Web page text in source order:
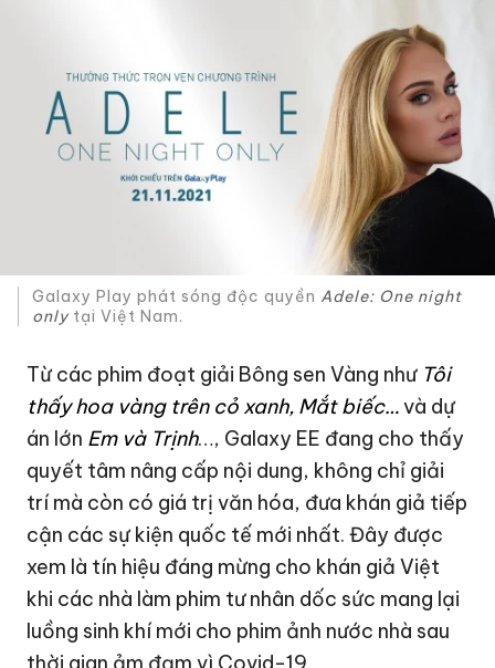
Galaxy Play phát sóng độc quyền Adele: One night
onlytại Việt Nam.
Từ các phim đoạt giải Bông sen Vàng như Tôi
thấy hoa vàng trên cỏ xanh, Mắt biếc…và dự
án lớn Em và Trịnh…, Galaxy EE đang cho thấy
quyết tâm nâng cấp nội dung, không chỉ giải
trí mà còn có giá trị văn hóa, đưa khán giả tiếp
cận các sự kiện quốc tế mới nhất. Đây được
xem là tín hiệu đáng mừng cho khán giả Việt
khi các nhà làm phim tư nhân dốc sức mang lại
luồng sinh khí mới cho phim ảnh nước nhà sau
thời gian ảm đạm vì Covid-19.